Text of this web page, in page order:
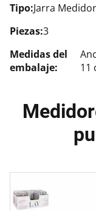
Tipo:Jarra
Piezas:3
Medidas del
embalaje:
11